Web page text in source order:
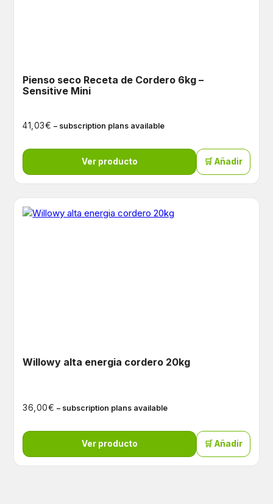
Pienso seco Receta de Cordero 6kg –
Sensitive Mini
41,03€ – subscription plans available
Ver producto 🛒 Añadir
Willowy alta energia cordero 20kg
36,00€ – subscription plans available
Ver producto 🛒 Añadir